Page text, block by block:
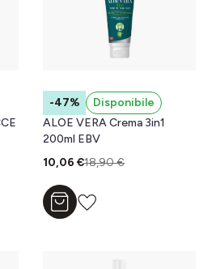
-47%
Disponibile
ALOE VERA Crema 3in1
200ml EBV
10,06 €18,90 €
Aggiungi al carrello